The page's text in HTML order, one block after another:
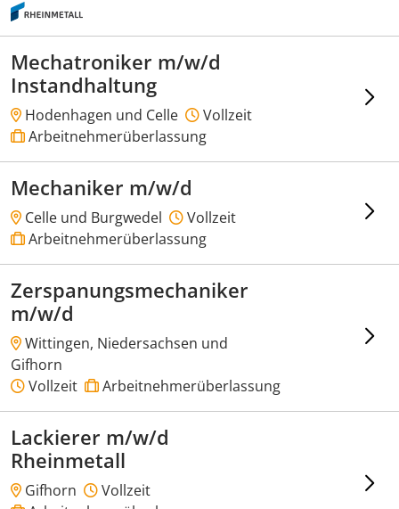
Mechatroniker m/w/d
Instandhaltung
Hodenhagen und Celle
Vollzeit
Arbeitnehmerüberlassung
Mechaniker m/w/d
Celle und Burgwedel
Vollzeit
Arbeitnehmerüberlassung
Zerspanungsmechaniker
m/w/d
Wittingen, Niedersachsen und
Gifhorn
Vollzeit
Arbeitnehmerüberlassung
Lackierer m/w/d
Rheinmetall
Gifhorn
Vollzeit